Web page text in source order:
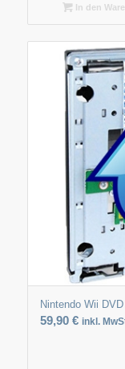
In den
Nintendo Wii
59,90 € inkl.